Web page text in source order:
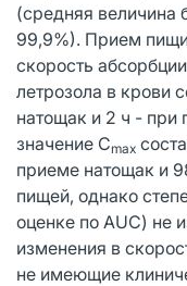
(средняя величина
99,9%). Прием
скорость
летрозола в крови
натощак и 2 ч -
значение Cmax
приеме натощак и
пищей, однако
оценке по AUC) не
изменения в
не имеющие